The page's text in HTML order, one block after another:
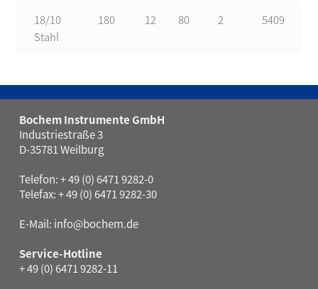
18/10
Stahl
180 12 80 2 5409
Bochem Instrumente GmbH
Industriestraße 3
D-35781 Weilburg
Telefon: + 49 (0) 6471 9282-0
Telefax: + 49 (0) 6471 9282-30
E-Mail: info@bochem.de
Service-Hotline
+ 49 (0) 6471 9282-11